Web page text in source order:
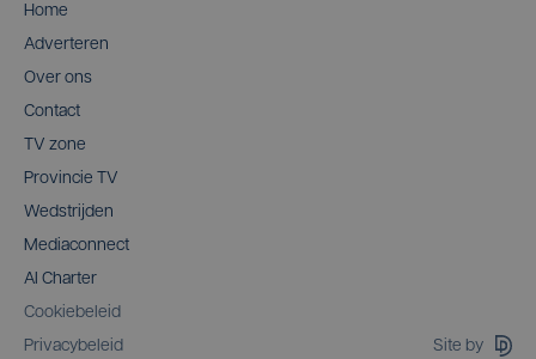
Home
Adverteren
Over ons
Contact
TV zone
Provincie TV
Wedstrijden
Mediaconnect
AI Charter
Cookiebeleid
Privacybeleid
Site by